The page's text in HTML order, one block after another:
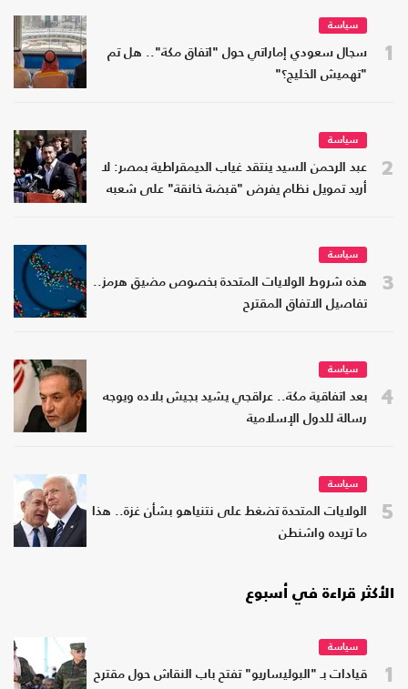
1
سياسة
سجال سعودي إماراتي حول "اتفاق مكة".. هل تم
"تهميش الخليج؟"
2
سياسة
عبد الرحمن السيد ينتقد غياب الديمقراطية بمصر: لا
أريد تمويل نظام يفرض "قبضة خانقة" على شعبه
3
سياسة
هذه شروط الولايات المتحدة بخصوص مضيق هرمز..
تفاصيل الاتفاق المقترح
4
سياسة
بعد اتفاقية مكة.. عراقجي يشيد بجيش بلاده ويوجه
رسالة للدول الإسلامية
5
سياسة
الولايات المتحدة تضغط على نتنياهو بشأن غزة.. هذا
ما تريده واشنطن
الأكثر قراءة في أسبوع
1
سياسة
قيادات بـ "البوليساريو" تفتح باب النقاش حول مقترح